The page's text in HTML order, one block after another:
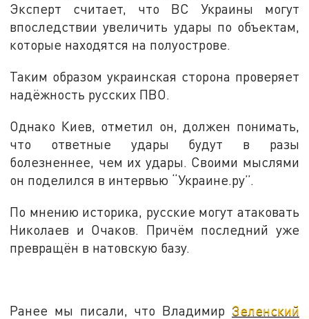
Эксперт считает, что ВС Украины могут
впоследствии увеличить удары по объектам,
которые находятся на полуострове.
Таким образом украинская сторона проверяет
надёжность русских ПВО.
Однако Киев, отметил он, должен понимать,
что ответные удары будут в разы
болезненнее, чем их удары. Своими мыслями
он поделился в интервью “Украине.ру”.
По мнению историка, русские могут атаковать
Николаев и Очаков. Причём последний уже
превращён в натовскую базу.
Ранее мы писали, что Владимир Зеленский